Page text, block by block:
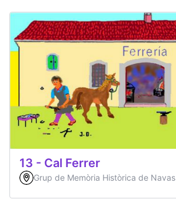
13 - Cal Ferrer
Grup de Memòria Històrica de Navas